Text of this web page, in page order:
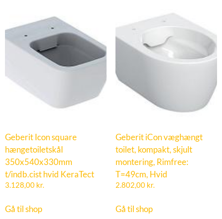
Geberit Icon square
hængetoiletskål
350x540x330mm
t/indb.cist hvid KeraTect
3.128,00 kr.
Gå til shop
Geberit iCon væghængt
toilet, kompakt, skjult
montering, Rimfree:
T=49cm, Hvid
2.802,00 kr.
Gå til shop